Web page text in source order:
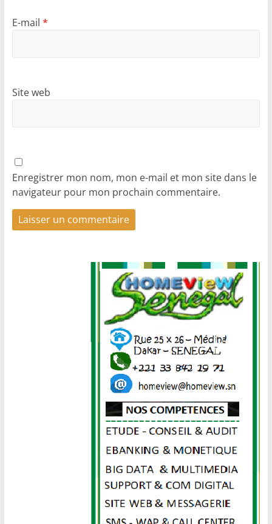
E-mail *
Site web
Enregistrer mon nom, mon e-mail et mon site dans le
navigateur pour mon prochain commentaire.